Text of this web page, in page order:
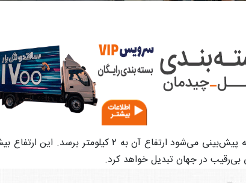
جاه‌طلبانه‌ترین پروژه این رقابت، برج رایز در ریاض است که پیش‌بینی
در جهان تبدیل خواهد کرد.